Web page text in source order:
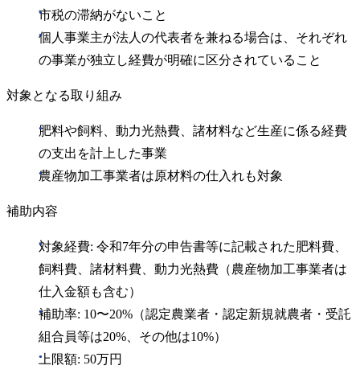
市税の滞納がないこと
個人事業主が法人の代表者を兼ねる場合は、それぞれ
の事業が独立し経費が明確に区分されていること
対象となる取り組み
肥料や飼料、動力光熱費、諸材料など生産に係る経費
の支出を計上した事業
農産物加工事業者は原材料の仕入れも対象
補助内容
対象経費: 令和7年分の申告書等に記載された肥料費、
飼料費、諸材料費、動力光熱費（農産物加工事業者は
仕入金額も含む）
補助率: 10〜20%（認定農業者・認定新規就農者・受託
組合員等は20%、その他は10%）
上限額: 50万円